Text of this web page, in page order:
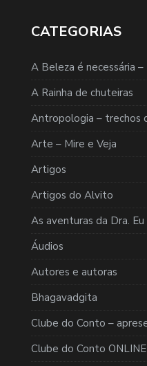
CATEGORIAS
A Beleza é necessária
A Rainha de chuteiras
Antropologia – trechos
Arte – Mire e Veja
Artigos
Artigos do Alvito
As aventuras da Dra.
Áudios
Autores e autoras
Bhagavadgita
Clube do Conto –
Clube do Conto ONLINE